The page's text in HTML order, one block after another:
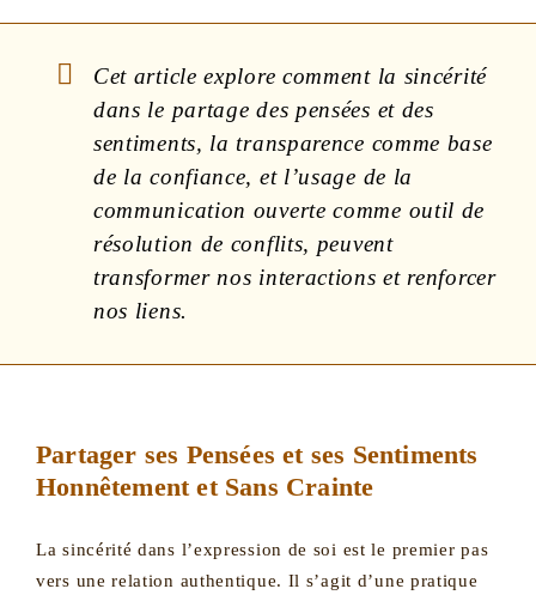
Cet article explore comment la sincérité
dans le partage des pensées et des
sentiments, la transparence comme base
de la confiance, et l’usage de la
communication ouverte comme outil de
résolution de conflits, peuvent
transformer nos interactions et renforcer
nos liens.
Partager ses Pensées et ses Sentiments
Honnêtement et Sans Crainte
La sincérité dans l’expression de soi est le premier pas
vers une relation authentique. Il s’agit d’une pratique